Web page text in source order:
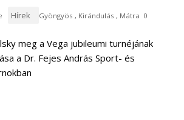
Hírek Gyöngyös , Kirándulás , Mátra 0
meg a Vega jubileumi turnéjának
a Dr. Fejes András Sport- és